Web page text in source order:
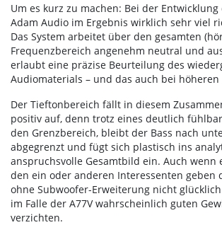
Um es kurz zu machen: Bei der Entwicklung
Adam Audio im Ergebnis wirklich sehr viel
Das System arbeitet über den gesamten
Frequenzbereich angenehm neutral und
erlaubt eine präzise Beurteilung des
Audiomaterials – und das auch bei höheren
Der Tieftonbereich fällt in diesem
positiv auf, denn trotz eines deutlich
den Grenzbereich, bleibt der Bass nach
abgegrenzt und fügt sich plastisch ins
anspruchsvolle Gesamtbild ein. Auch wenn
den ein oder anderen Interessenten geben
ohne Subwoofer-Erweiterung nicht
im Falle der A77V wahrscheinlich guten
verzichten.